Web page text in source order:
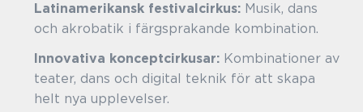
Latinamerikansk festivalcirkus: Musik, dans
och akrobatik i färgsprakande kombination.
Innovativa konceptcirkusar: Kombinationer av
teater, dans och digital teknik för att skapa
helt nya upplevelser.